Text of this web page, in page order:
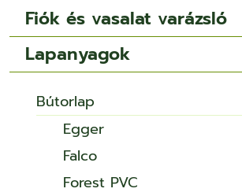
Fiók és vasalat varázsló
Lapanyagok
Bútorlap
Egger
Falco
Forest PVC